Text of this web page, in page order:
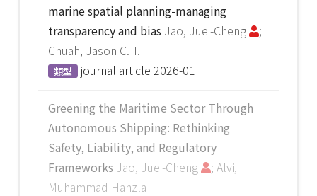
marine spatial planning-managing
transparency and bias Jao, Juei-Cheng
;
Chuah, Jason C. T.
類型 journal article 2026-01
Greening the Maritime Sector Through
Autonomous Shipping: Rethinking
Safety, Liability, and Regulatory
Frameworks Jao, Juei-Cheng
; Alvi,
Muhammad Hanzla